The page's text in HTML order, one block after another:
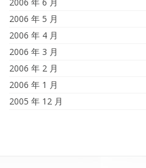
2006 年 5 月
2006 年 4 月
2006 年 3 月
2006 年 2 月
2006 年 1 月
2005 年 12 月